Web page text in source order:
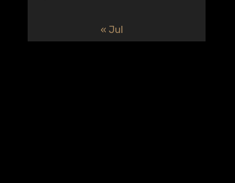
« Jul